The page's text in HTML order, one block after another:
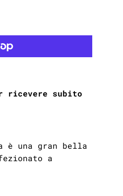
ricevere subito
è una gran bella
a